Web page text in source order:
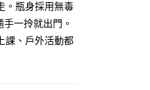
無須另外申請。
轉到大哥付的交易
確認付款後即
。瓶身採用無毒
一拎就出門。
課、戶外活動都